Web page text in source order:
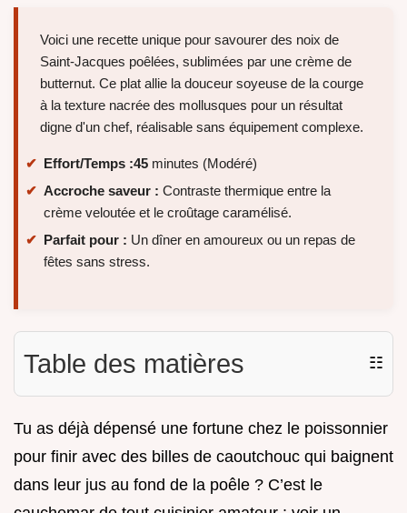
Voici une recette unique pour savourer des noix de
Saint-Jacques poêlées, sublimées par une crème de
butternut. Ce plat allie la douceur soyeuse de la courge
à la texture nacrée des mollusques pour un résultat
digne d'un chef, réalisable sans équipement complexe.
Effort/Temps :45 minutes (Modéré)
Accroche saveur : Contraste thermique entre la
crème veloutée et le croûtage caramélisé.
Parfait pour : Un dîner en amoureux ou un repas de
fêtes sans stress.
Table des matières ☷
Tu as déjà dépensé une fortune chez le poissonnier
pour finir avec des billes de caoutchouc qui baignent
dans leur jus au fond de la poêle ? C’est le